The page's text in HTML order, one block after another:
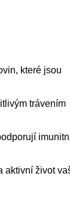
které jsou
trávením
aktivní život